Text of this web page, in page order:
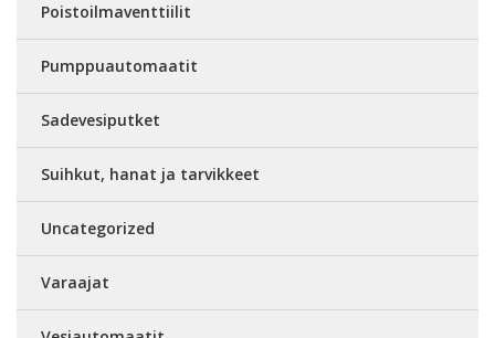
Poistoilmaventtiilit
Pumppuautomaatit
Sadevesiputket
Suihkut, hanat ja tarvikkeet
Uncategorized
Varaajat